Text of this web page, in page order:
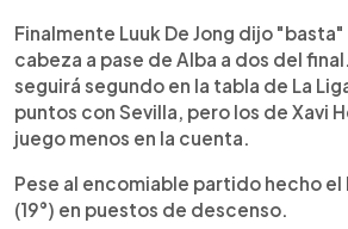
Finalmente Luuk De Jong dijo
cabeza a pase de Alba a dos del
seguirá segundo en la tabla de La
puntos con Sevilla, pero los de Xavi
juego menos en la cuenta.
Pese al encomiable partido hecho el
(19°) en puestos de descenso.